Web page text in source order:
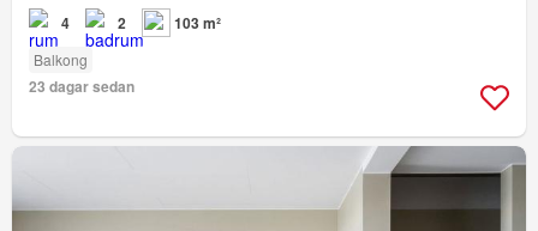
4 2 103 m²
Balkong
23 dagar sedan